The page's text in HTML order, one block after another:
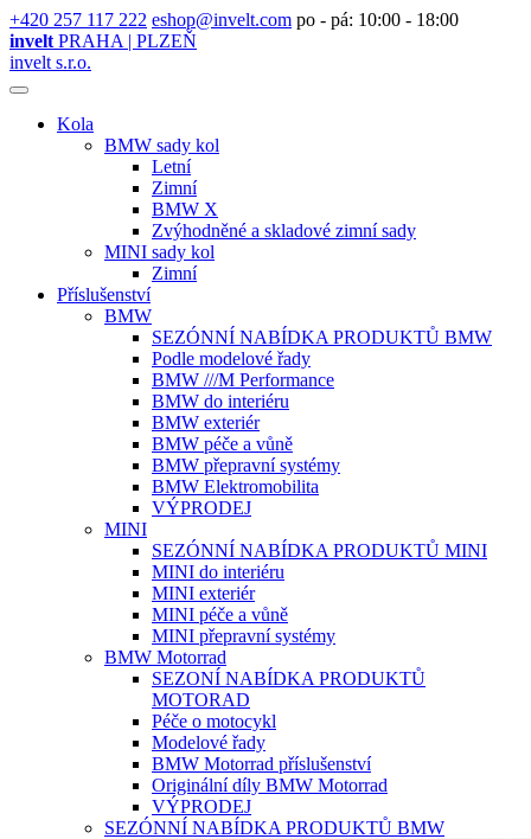
+420 257 117 222 eshop@invelt.com po - pá: 10:00 - 18:00
invelt PRAHA | PLZEŇ
invelt s.r.o.
Kola
BMW sady kol
Letní
Zimní
BMW X
Zvýhodněné a skladové zimní sady
MINI sady kol
Zimní
Příslušenství
BMW
SEZÓNNÍ NABÍDKA PRODUKTŮ BMW
Podle modelové řady
BMW ///M Performance
BMW do interiéru
BMW exteriér
BMW péče a vůně
BMW přepravní systémy
BMW Elektromobilita
VÝPRODEJ
MINI
SEZÓNNÍ NABÍDKA PRODUKTŮ MINI
MINI do interiéru
MINI exteriér
MINI péče a vůně
MINI přepravní systémy
BMW Motorrad
SEZONÍ NABÍDKA PRODUKTŮ
MOTORAD
Péče o motocykl
Modelové řady
BMW Motorrad příslušenství
Originální díly BMW Motorrad
VÝPRODEJ
SEZÓNNÍ NABÍDKA PRODUKTŮ BMW